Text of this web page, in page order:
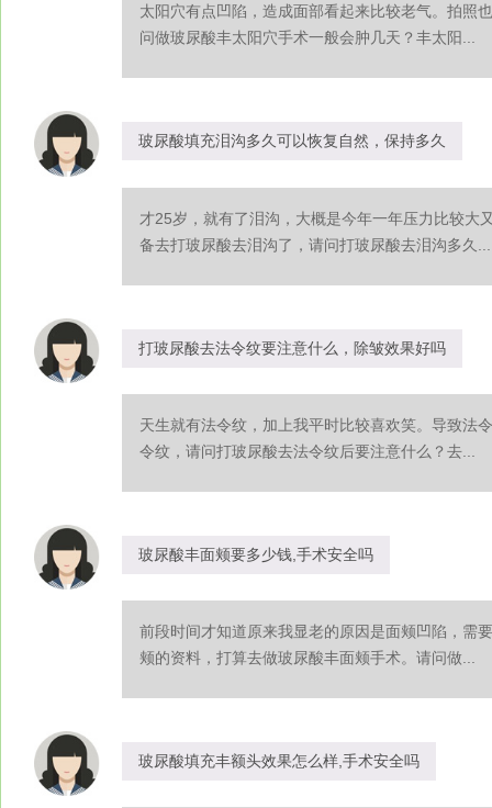
太阳穴有点凹陷，造成面部看起来比较老气。拍照
问做玻尿酸丰太阳穴手术一般会肿几天？丰太阳...
玻尿酸填充泪沟多久可以恢复自然，保持多久
才25岁，就有了泪沟，大概是今年一年压力比较大
备去打玻尿酸去泪沟了，请问打玻尿酸去泪沟多久...
打玻尿酸去法令纹要注意什么，除皱效果好吗
天生就有法令纹，加上我平时比较喜欢笑。导致法
令纹，请问打玻尿酸去法令纹后要注意什么？去...
玻尿酸丰面颊要多少钱,手术安全吗
前段时间才知道原来我显老的原因是面颊凹陷，需
颊的资料，打算去做玻尿酸丰面颊手术。请问做...
玻尿酸填充丰额头效果怎么样,手术安全吗